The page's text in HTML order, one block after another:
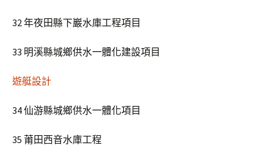
32 年夜田縣下巖水庫工程項目
33 明溪縣城鄉供水一體化建設項目
遊艇設計
34 仙游縣城鄉供水一體化項目
35 莆田西音水庫工程